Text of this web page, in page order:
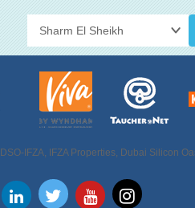
DSO-IFZA, IFZA Properties, Dubai Silicon